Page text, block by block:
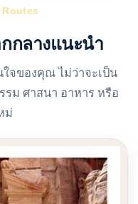
Routes
กลางแนะนำ
ใจของคุณ ไม่ว่าจะเป็น
รม ศาสนา อาหาร หรือ
ม่